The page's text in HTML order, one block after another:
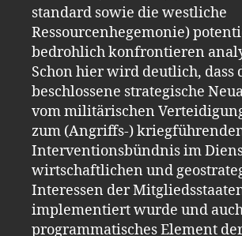
standard sowie die westliche
Ressourcenhegemonie)
bedrohlich konfrontieren
Schon hier wird deutlich, dass
beschlossene strategische
vom militärischen
zum (Angriffs-)
Interventionsbündnis im
wirtschaftlichen und
Interessen der
implementiert wurde und
programmatisches Element